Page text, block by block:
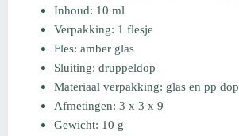
Inhoud: 10 ml
Verpakking: 1 flesje
Fles: amber glas
Sluiting: druppeldop
Materiaal verpakking: glas en pp dop
Afmetingen: 3 x 3 x 9
Gewicht: 10 g